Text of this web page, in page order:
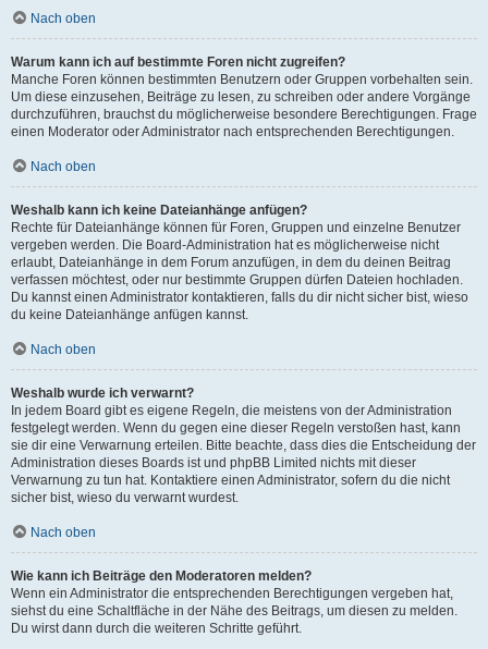
Nach oben
Warum kann ich auf bestimmte Foren nicht zugreifen?
Manche Foren können bestimmten Benutzern oder Gruppen vorbehalten sein.
Um diese einzusehen, Beiträge zu lesen, zu schreiben oder andere Vorgänge
durchzuführen, brauchst du möglicherweise besondere Berechtigungen. Frage
einen Moderator oder Administrator nach entsprechenden Berechtigungen.
Nach oben
Weshalb kann ich keine Dateianhänge anfügen?
Rechte für Dateianhänge können für Foren, Gruppen und einzelne Benutzer
vergeben werden. Die Board-Administration hat es möglicherweise nicht
erlaubt, Dateianhänge in dem Forum anzufügen, in dem du deinen Beitrag
verfassen möchtest, oder nur bestimmte Gruppen dürfen Dateien hochladen.
Du kannst einen Administrator kontaktieren, falls du dir nicht sicher bist, wieso
du keine Dateianhänge anfügen kannst.
Nach oben
Weshalb wurde ich verwarnt?
In jedem Board gibt es eigene Regeln, die meistens von der Administration
festgelegt werden. Wenn du gegen eine dieser Regeln verstoßen hast, kann
sie dir eine Verwarnung erteilen. Bitte beachte, dass dies die Entscheidung der
Administration dieses Boards ist und phpBB Limited nichts mit dieser
Verwarnung zu tun hat. Kontaktiere einen Administrator, sofern du die nicht
sicher bist, wieso du verwarnt wurdest.
Nach oben
Wie kann ich Beiträge den Moderatoren melden?
Wenn ein Administrator die entsprechenden Berechtigungen vergeben hat,
siehst du eine Schaltfläche in der Nähe des Beitrags, um diesen zu melden.
Du wirst dann durch die weiteren Schritte geführt.